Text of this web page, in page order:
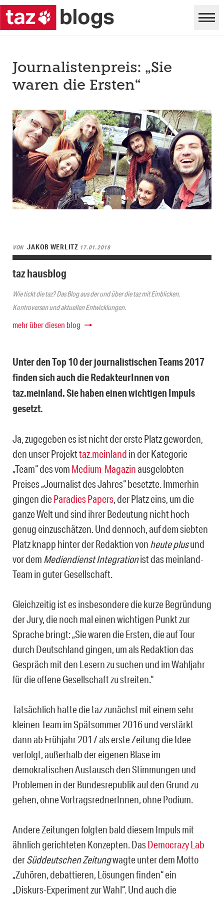
Journalistenpreis: „Sie
waren die Ersten“
VON JAKOB WERLITZ 17.01.2018
taz hausblog
Wie tickt die taz? Das Blog aus der und über die taz mit Einblicken,
Kontroversen und aktuellen Entwicklungen.
mehr über diesen blog
Unter den Top 10 der journalistischen Teams 2017
finden sich auch die RedakteurInnen von
taz.meinland. Sie haben einen wichtigen Impuls
gesetzt.
Ja, zugegeben es ist nicht der erste Platz geworden,
den unser Projekttaz.meinland in der Kategorie
„Team“ des vom Medium-Magazinausgelobten
Preises „Journalist des Jahres“ besetzte. Immerhin
gingen dieParadies Papers, der Platz eins, um die
ganze Welt und sind ihrer Bedeutung nicht hoch
genug einzuschätzen. Und dennoch, auf dem siebten
Platz knapp hinter der Redaktion von heute plusund
vor dem Mediendienst Integrationist das meinland-
Team in guter Gesellschaft.
Gleichzeitig ist es insbesondere die kurze Begründung
der Jury, die noch mal einen wichtigen Punkt zur
Sprache bringt: „Sie waren die Ersten, die auf Tour
durch Deutschland gingen, um als Redaktion das
Gespräch mit den Lesern zu suchen und im Wahljahr
für die offene Gesellschaft zu streiten.“
Tatsächlich hatte die taz zunächst mit einem sehr
kleinen Team im Spätsommer 2016 und verstärkt
dann ab Frühjahr 2017 als erste Zeitung die Idee
verfolgt, außerhalb der eigenen Blase im
demokratischen Austausch den Stimmungen und
Problemen in der Bundesrepublik auf den Grund zu
gehen, ohne VortragsrednerInnen, ohne Podium.
Andere Zeitungen folgten bald diesem Impuls mit
ähnlich gerichteten Konzepten. DasDemocrazy Lab
derSüddeutschen Zeitungwagte unter dem Motto
„Zuhören, debattieren, Lösungen finden“ ein
„Diskurs-Experiment zur Wahl“. Und auch die